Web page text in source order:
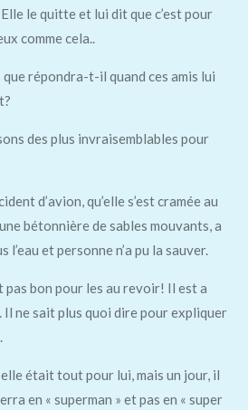
le quitte et lui dit que c’est pour
comme cela..
que répondra-t-il quand ces amis lui
des plus invraisemblables pour
d’avion, qu’elle s’est cramée au
bétonnière de sables mouvants, a
et personne n’a pu la sauver.
pas bon pour les au revoir! Il est a
Il ne sait plus quoi dire pour expliquer
était tout pour lui, mais un jour, il
en « superman » et pas en « super